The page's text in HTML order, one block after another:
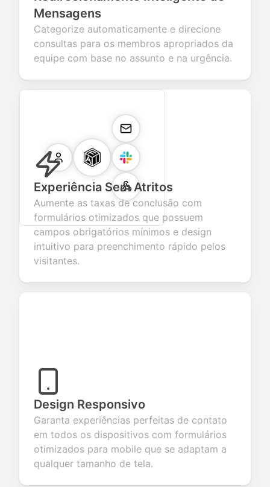
Mensagens
Categorize automaticamente e direcione
consultas para os membros apropriados da
equipe com base no assunto e na urgência.
Experiência Sem Atritos
Aumente as taxas de conclusão com
formulários otimizados que possuem
campos obrigatórios mínimos e design
intuitivo para preenchimento rápido pelos
visitantes.
Design Responsivo
Garanta experiências perfeitas de contato
em todos os dispositivos com formulários
otimizados para mobile que se adaptam a
qualquer tamanho de tela.